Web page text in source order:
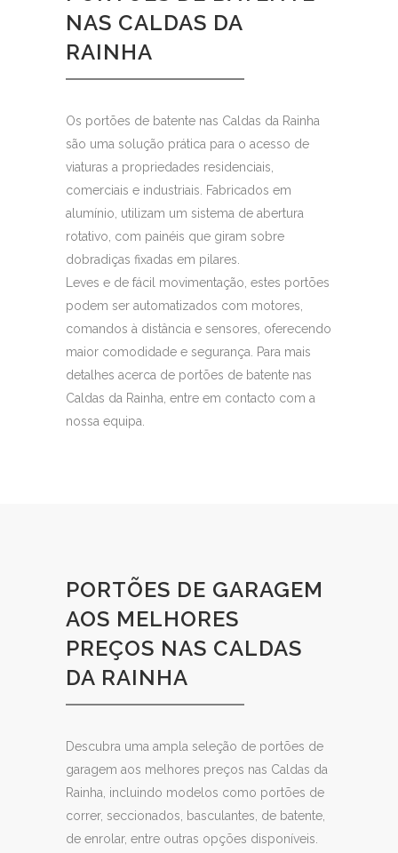
NAS CALDAS DA
RAINHA
Os portões de batente nas Caldas da Rainha
são uma solução prática para o acesso de
viaturas a propriedades residenciais,
comerciais e industriais. Fabricados em
alumínio, utilizam um sistema de abertura
rotativo, com painéis que giram sobre
dobradiças fixadas em pilares.
Leves e de fácil movimentação, estes portões
podem ser automatizados com motores,
comandos à distância e sensores, oferecendo
maior comodidade e segurança. Para mais
detalhes acerca de portões de batente nas
Caldas da Rainha, entre em contacto com a
nossa equipa.
PORTÕES DE GARAGEM
AOS MELHORES
PREÇOS NAS CALDAS
DA RAINHA
Descubra uma ampla seleção de portões de
garagem aos melhores preços nas Caldas da
Rainha, incluindo modelos como portões de
correr, seccionados, basculantes, de batente,
de enrolar, entre outras opções disponíveis.